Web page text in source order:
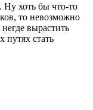
Ну хоть бы что-то
то невозможно
вырастить
путях стать